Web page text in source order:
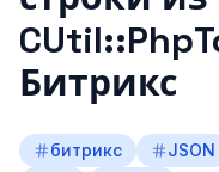
Битрикс
битрикс JSON